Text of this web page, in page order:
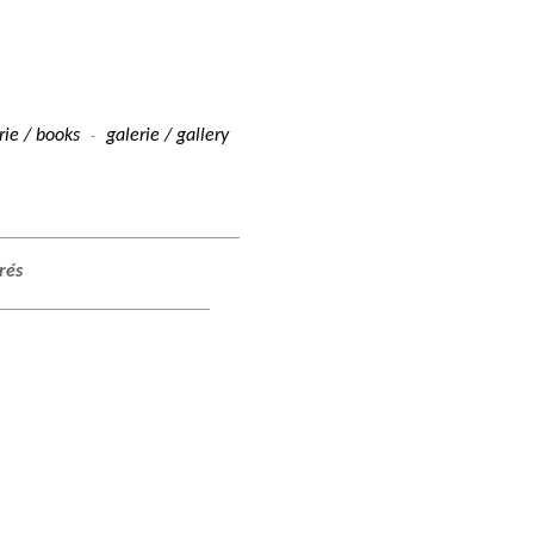
/ books - galerie / gallery